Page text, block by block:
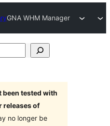
GNA WHM Manager
been tested with
releases of
no longer be